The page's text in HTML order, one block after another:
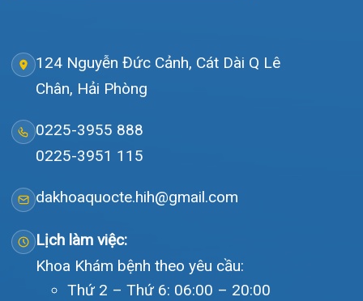
Lịch khám
Hướng dẫn khám
Văn bản pháp quy
Video
Liên hệ
© Bệnh viện đa khoa Quốc tế Hải Phòng - HIH. All rights
reserved